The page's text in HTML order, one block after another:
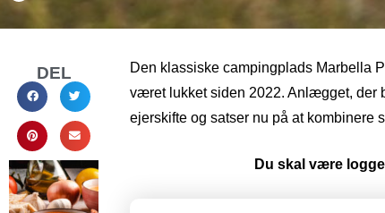
DEL
Den klassiske campingplads Marbella
været lukket siden 2022. Anlægget, der
ejerskifte og satser nu på at
Du skal være